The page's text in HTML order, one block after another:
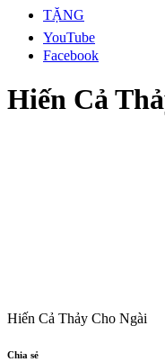
TẶNG
YouTube
Facebook
Hiến Cả
Hiến Cả Thảy Cho Ngài
Chia sẻ